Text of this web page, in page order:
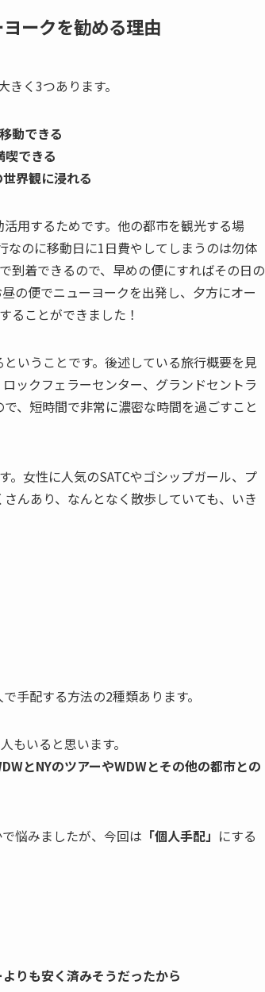
ークを勧める理由
く3つあります。
動できる
喫できる
界観に浸れる
用するためです。他の都市を観光する場
なのに移動日に1日費やしてしまうのは勿体
到着できるので、早めの便にすればその日の
の便でニューヨークを出発し、夕方にオー
ることができました！
いうことです。後述している旅行概要を見
ックフェラーセンター、グランドセントラ
、短時間で非常に濃密な時間を過ごすこと
女性に人気のSATCやゴシップガール、プ
んあり、なんとなく散歩していても、いき
手配する方法の2種類あります。
もいると思います。
とNYのツアーやWDWとその他の都市との
悩みましたが、今回は 「個人手配」 にする
りも安く済みそうだったから